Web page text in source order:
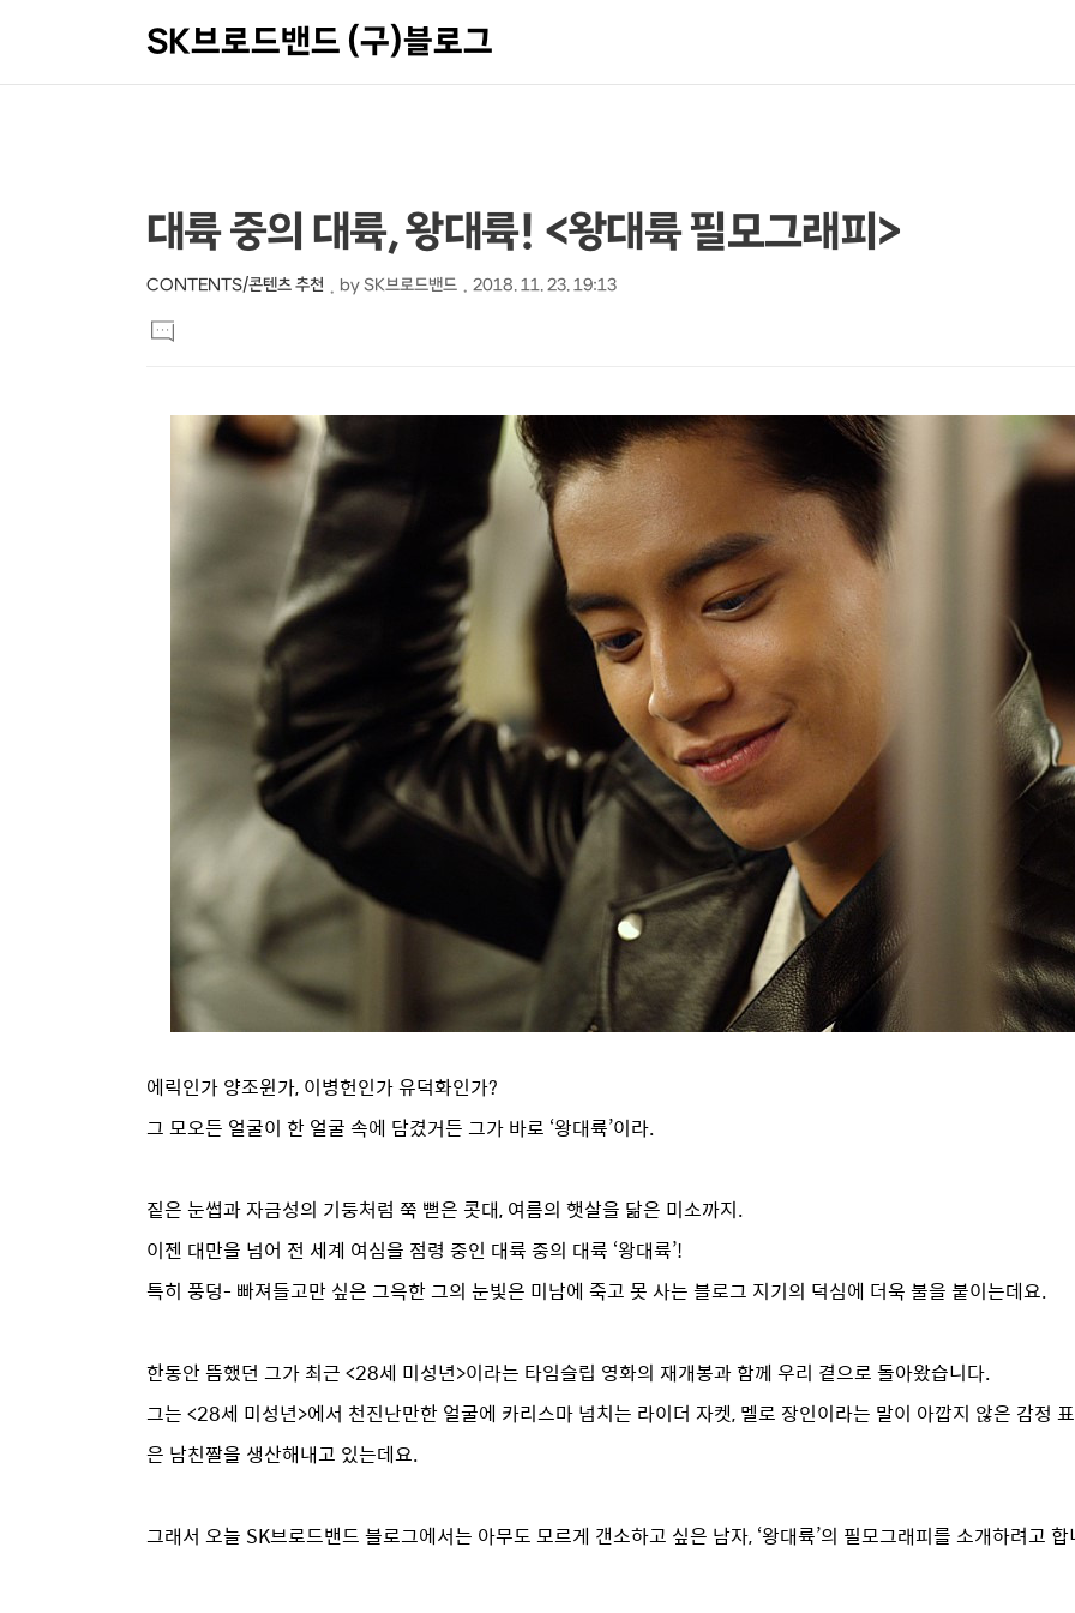
SK브로드밴드 (구)블로그
상
컨
텐
본
문
제
목
대륙 중의 대륙, 왕대륙! <왕대륙 필모그래피>
CONTENTS/콘텐츠 추천 by SK브로드밴드 2018. 11. 23. 19:13
문
댓
글
에릭인가 양조윈가, 이병헌인가 유덕화인가?
그 모오든 얼굴이 한 얼굴 속에 담겼거든 그가 바로 ‘왕대륙’이라.
짙은 눈썹과 자금성의 기둥처럼 쭉 뻗은 콧대, 여름의 햇살을 닮은 미소까지.
이젠 대만을 넘어 전 세계 여심을 점령 중인 대륙 중의 대륙 ‘왕대륙’!
특히 풍덩- 빠져들고만 싶은 그윽한 그의 눈빛은 미남에 죽고 못 사는 블로그 지기의 덕심에 더욱 불을 붙이는데요.
한동안 뜸했던 그가 최근 <28세 미성년>이라는 타임슬립 영화의 재개봉과 함께 우리 곁으로 돌아왔습니다.
그는 <28세 미성년>에서 천진난만한 얼굴에 카리스마 넘치는 라이더 자켓, 멜로 장인이라는 말이 아깝지 않은 감정
은 남친짤을 생산해내고 있는데요.
그래서 오늘 SK브로드밴드 블로그에서는 아무도 모르게 갠소하고 싶은 남자, ‘왕대륙’의 필모그래피를 소개하려고